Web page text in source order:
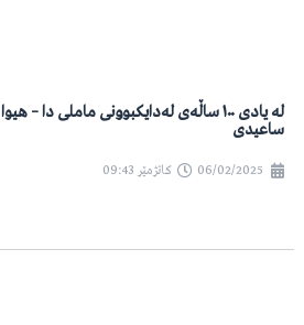
لە یادی ١٠٠ ساڵەی لەدایکبوونی ماملی دا – هیوا
ساعیدی
06/02/2025 کاتژمێر 09:43